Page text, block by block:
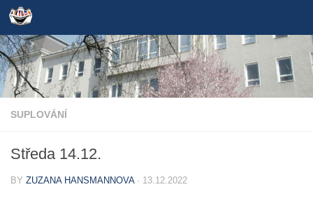
Skip to content
SUPLOVÁNÍ
Středa 14.12.
BY ZUZANA HANSMANNOVA · 13.12.2022